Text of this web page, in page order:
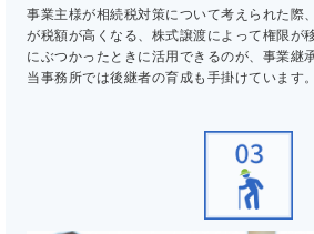
事業主様が相続税対策について考えられた際
が税額が高くなる、株式譲渡によって権限が
にぶつかったときに活用できるのが、事業継
当事務所では後継者の育成も手掛けています。